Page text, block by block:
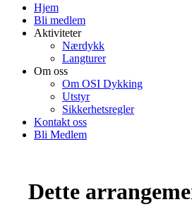
Hjem
Bli medlem
Aktiviteter
Nærdykk
Langturer
Om oss
Om OSI Dykking
Utstyr
Sikkerhetsregler
Kontakt oss
Bli Medlem
Dette